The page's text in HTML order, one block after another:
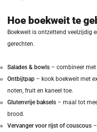
Hoe boekweit te
Boekweit is ontzettend veelzijdig
gerechten.
Salades & bowls – combineer
Ontbijtpap – kook boekweit met
noten, fruit en kaneel toe.
Glutenvrije baksels – maal tot
brood.
Vervanger voor rijst of couscous